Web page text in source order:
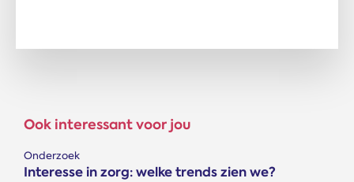
Ook interessant voor jou
Onderzoek
Interesse in zorg: welke trends zien we?